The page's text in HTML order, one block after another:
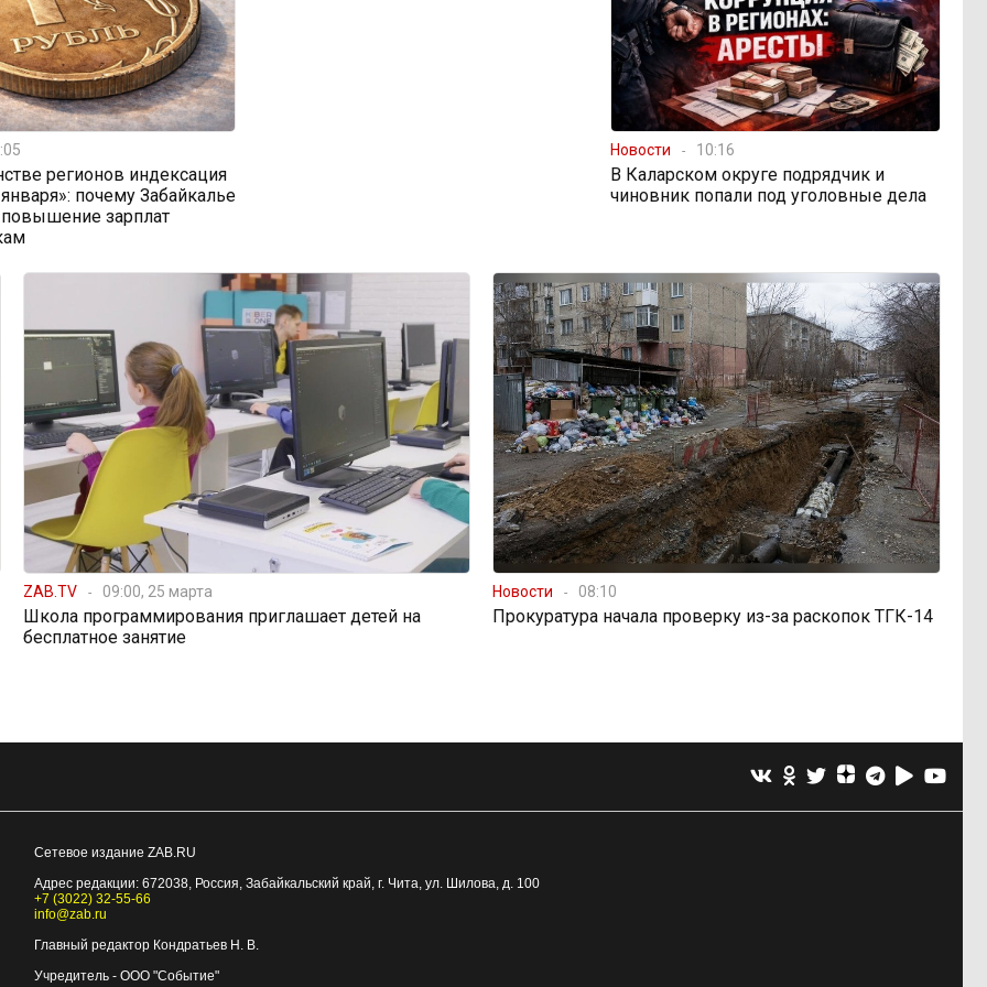
регионов индексация
почему Забайкалье
зарплат
Новости 10:16
В Каларском округе подрядчик и
чиновник попали под уголовные дела
ZAB.TV 09:00, 25 марта
Школа программирования приглашает детей на
бесплатное занятие
Новости 08:10
Прокуратура начала проверку из-за раскопок ТГК-14
Сетевое издание ZAB.RU
Адрес редакции: 672038, Россия, Забайкальский край, г. Чита, ул. Шилова, д. 100
+7 (3022) 32-55-66
info@zab.ru
Главный редактор Кондратьев Н. В.
Учредитель - ООО "Событие"